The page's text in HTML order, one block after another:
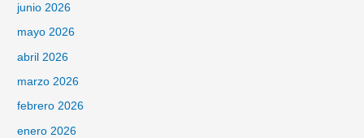
junio 2026
mayo 2026
abril 2026
marzo 2026
febrero 2026
enero 2026